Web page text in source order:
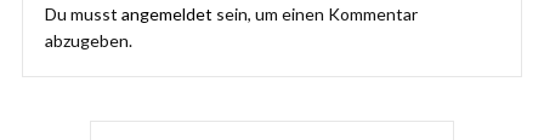
Du musst angemeldet sein, um einen Kommentar
abzugeben.